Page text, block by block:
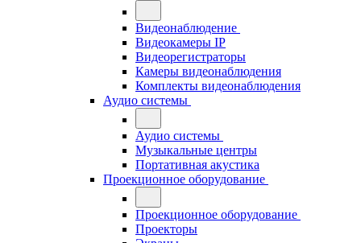
Видеонаблюдение
Видеокамеры IP
Видеорегистраторы
Камеры видеонаблюдения
Комплекты видеонаблюдения
Аудио системы
Аудио системы
Музыкальные центры
Портативная акустика
Проекционное оборудование
Проекционное оборудование
Проекторы